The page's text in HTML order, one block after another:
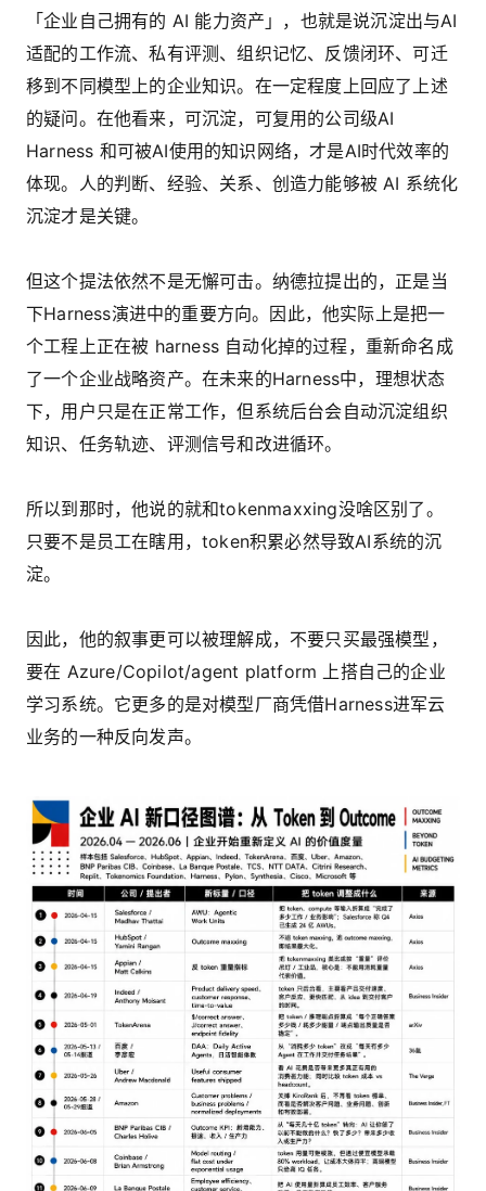
「企业自己拥有的 AI 能力资产」，也就是说沉淀出与AI
适配的工作流、私有评测、组织记忆、反馈闭环、可迁
移到不同模型上的企业知识。在一定程度上回应了上述
的疑问。在他看来，可沉淀，可复用的公司级AI
Harness 和可被AI使用的知识网络，才是AI时代效率的
体现。人的判断、经验、关系、创造力能够被 AI 系统化
沉淀才是关键。
但这个提法依然不是无懈可击。纳德拉提出的，正是当
下Harness演进中的重要方向。因此，他实际上是把一
个工程上正在被 harness 自动化掉的过程，重新命名成
了一个企业战略资产。在未来的Harness中，理想状态
下，用户只是在正常工作，但系统后台会自动沉淀组织
知识、任务轨迹、评测信号和改进循环。
所以到那时，他说的就和tokenmaxxing没啥区别了。
只要不是员工在瞎用，token积累必然导致AI系统的沉
淀。
因此，他的叙事更可以被理解成，不要只买最强模型，
要在 Azure/Copilot/agent platform 上搭自己的企业
学习系统。它更多的是对模型厂商凭借Harness进军云
业务的一种反向发声。